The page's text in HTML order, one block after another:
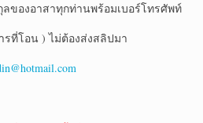
องอาสาทุกท่านพร้อมเบอร์โทรศัพท์
ที่โอน ) ไม่ต้องส่งสลิปมา